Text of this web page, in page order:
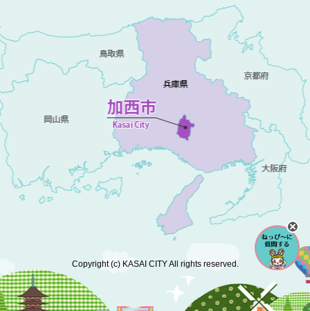
Copyright (c) KASAI CITY All rights reserved.